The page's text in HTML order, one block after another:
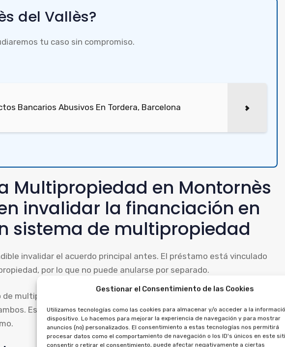
Gestionar el Consentimiento de las Cookies
Utilizamos tecnologías como las cookies para almacenar y/o acceder a la
dispositivo. Lo hacemos para mejorar la experiencia de navegación y para mostrar
anuncios (no) personalizados. El consentimiento a estas tecnologías nos permitirá
procesar datos como el comportamiento de navegación o los ID's únicos en este
consentir o retirar el consentimiento, puede afectar negativamente a ciertas
del Vallès?
tu caso sin compromiso.
Bancarios Abusivos En Tordera, Barcelona
Multipropiedad en Montornès
invalidar la financiación en
sistema de multipropiedad
invalidar el acuerdo principal antes. El préstamo está vinculado
por lo que no puede anularse por separado.
multipropiedad, puedes pedir que se cancele el préstamo, porque
Esto da derecho a recuperar el dinero abonado, tanto por la